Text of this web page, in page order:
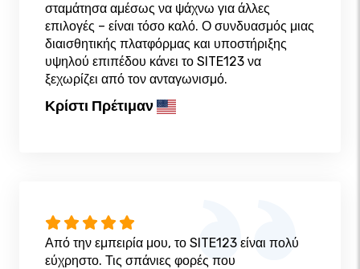
σταμάτησα αμέσως να ψάχνω για άλλες
επιλογές – είναι τόσο καλό. Ο συνδυασμός μιας
διαισθητικής πλατφόρμας και υποστήριξης
υψηλού επιπέδου κάνει το SITE123 να
ξεχωρίζει από τον ανταγωνισμό.
Κρίστι Πρέτιμαν
Από την εμπειρία μου, το SITE123 είναι πολύ
εύχρηστο. Τις σπάνιες φορές που